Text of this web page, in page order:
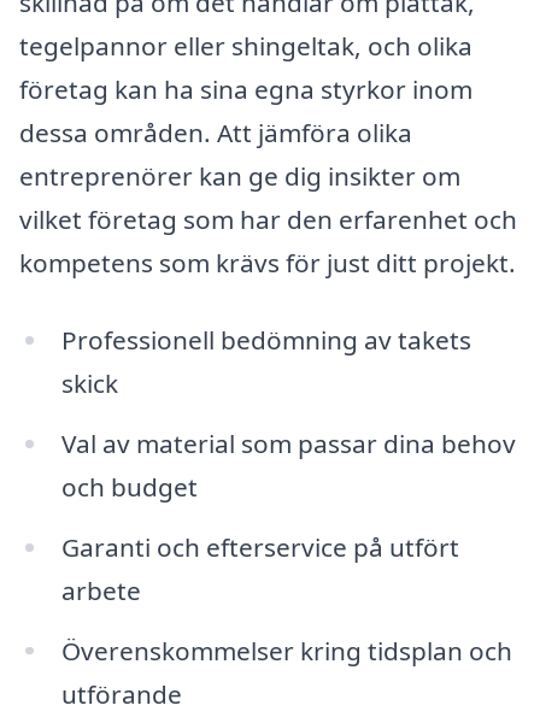
tegelpannor eller shingeltak, och olika
företag kan ha sina egna styrkor inom
dessa områden. Att jämföra olika
entreprenörer kan ge dig insikter om
vilket företag som har den erfarenhet och
kompetens som krävs för just ditt projekt.
Professionell bedömning av takets
skick
Val av material som passar dina behov
och budget
Garanti och efterservice på utfört
arbete
Överenskommelser kring tidsplan och
utförande